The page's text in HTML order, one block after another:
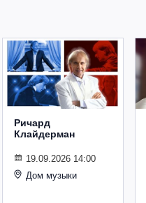
Ричард
Клайдерман
19.09.2026 14:00
Дом музыки